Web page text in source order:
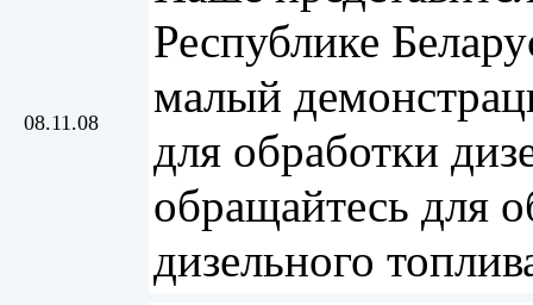
08.11.08
Республике
малый
для обработки
обращайтесь для
дизельного